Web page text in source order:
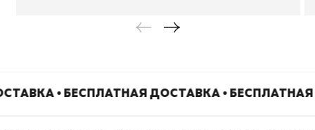
• БЕСПЛАТНАЯ ДОСТАВКА •